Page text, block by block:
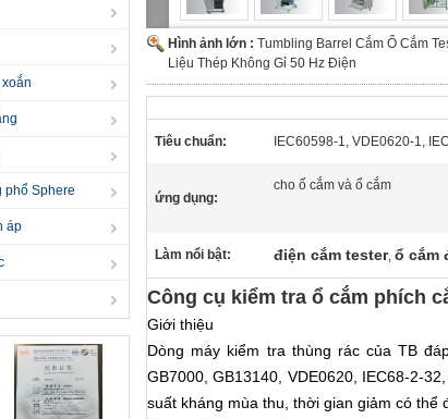
phổ Sphere
áp
Hình ảnh lớn : Tumbling Barrel Cắm Ổ Cắm
Liệu Thép Không Gỉ 50 Hz Điện
Tiêu chuẩn: IEC60598-1, VDE0620-1,
ứng dụng:
cho ổ cắm và ổ cắm
Làm nổi bật: điện cắm tester, ổ cắm
Công cụ kiểm tra ổ cắm phích
Giới thiệu
Dòng máy kiểm tra thùng rác của TB
GB7000, GB13140, VDE0620, IEC68-2-
suất kháng mùa thu, thời gian giảm có